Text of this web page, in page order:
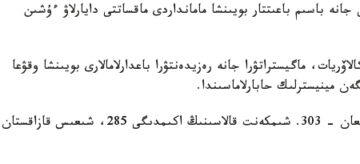
باسىم باعىتتار بويىنشا مامانداردى ماقساتتى دايارلاۋ ءۇشىن
ماگيستراتۋرا جانە رەزيدەنتۋرا باعدارلامالارى بويىنشا وقۋعا
ەڭ كوپ گرانت استانا قالاسىندا قاراستىرىلعان - 303. شىمكەنت قالاسىنىڭ اكىمدىگى 285، شىعىس قازاقستان